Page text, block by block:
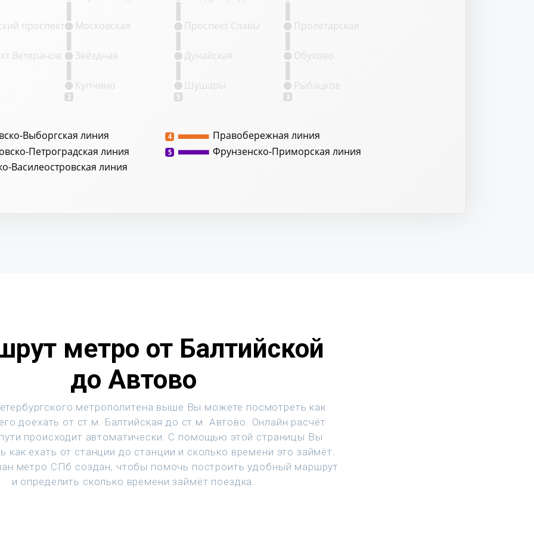
Выборгская линия
Петроградская линия
Василеостровская линия
Правобережная линия
4
Фрунзенско-Приморская линия
5
2 5 3
Ветеранов
проспект
Купчино
Звёздная
Московская
Рыбацкое
Обухово
Пролетарская
Проспект Славы
Дунайская
Шушары
метро от Балтийской
до Автово
метрополитена выше Вы можете посмотреть как
доехать от ст.м. Балтийская до ст.м. Автово. Онлайн расчёт
происходит автоматически. С помощью этой страницы Вы
как ехать от станции до станции и сколько времени это займёт.
метро СПб создан, чтобы помочь построить удобный маршрут
и определить сколько времени займёт поездка.